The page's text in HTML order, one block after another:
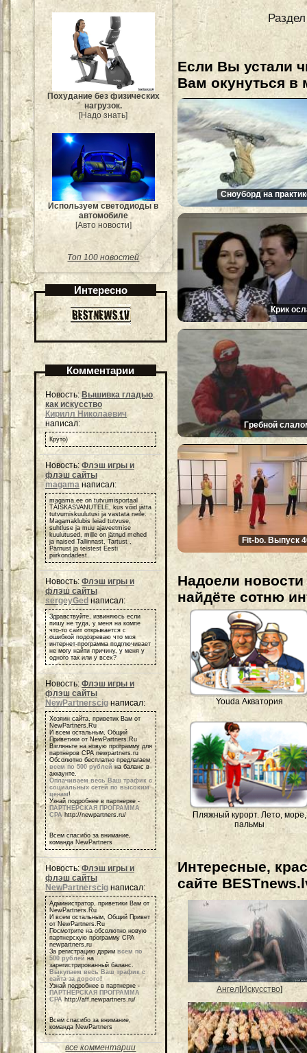
Похудание без физических
нагрузок.
[Надо знать]
Используем светодиоды в
автомобиле
[Авто новости]
Топ 100 новостей
Интересно
Комментарии
Новость: Вышивка гладью
как искусство
Кирилл Николаевич
написал:
Круто)
Новость: Флэш игры и
флэш сайты
magama написал:
magama.ee on tutvumisportaal
TÄISKASVANUTELE, kus võid jätta
tutvumiskuulutusi ja vastata neile.
Magamaklubis leiad tutvuse,
suhtluse ja muu ajaveetmise
kuulutused, mille on jätnud mehed
ja naised Tallinnast, Tartust ,
Pärnust ja teistest Eesti
piirkondadest.
Новость: Флэш игры и
флэш сайты
sergeyGed написал:
Здравствуйте, извиняюсь если
пишу не туда, у меня на компе
что-то сайт открывается с
ошибкой подозреваю что моя
интернет-программа подглючивает
не могу найти причину, у меня у
одного так или у всех?
Новость:Флэш игры и
флэш сайты
NewPartnerscig написал:
Хозяин сайта, приветик Вам от
NewPartners.Ru
И всем остальным, Общий
Приветики от NewPartners.Ru
Взгляньте на новую программу для
партнеров СРА newpartners.ru
Обсолютно бесплатно предлагаем
всем по 500 рублей на баланс в
аккаунте.
Оплачиваем весь Ваш трафик с
социальных сетей по высоким
ценам!
Узнай подробнее в партнерке -
ПАРТНЕРСКАЯ ПРОГРАММА
СРА http://newpartners.ru/
Всем спасибо за внимание,
команда NewPartners
Новость: Флэш игры и
флэш сайты
NewPartnerscig написал:
Администратор, приветики Вам от
NewPartners.Ru
И всем остальным, Общий Привет
от NewPartners.Ru
Посмотрите на обсолютно новую
партнерскую программу СРА
newpartners.ru
За регистрацию дарим всем по
500 рублей на
зарегистрированный баланс.
Выкупаем весь Ваш трафик с
сайта за дорого!
Узнай подробнее в партнерке -
ПАРТНЕРСКАЯ ПРОГРАММА
СРА http://aff.newpartners.ru/
Всем спасибо за внимание,
команда NewPartners
все комментарии
Если Вы устали
Вам окунуться в
Сноуборд на
Крик
Гребной
Fit-bo. Выпуск
Надоели
найдёте сотню
Youda Акватория
Пляжный курорт. Лето, море,
пальмы
Интересные,
сайте
Ангел[Искусство]